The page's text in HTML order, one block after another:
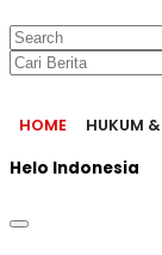
HOME
HUKUM
Helo Indonesia